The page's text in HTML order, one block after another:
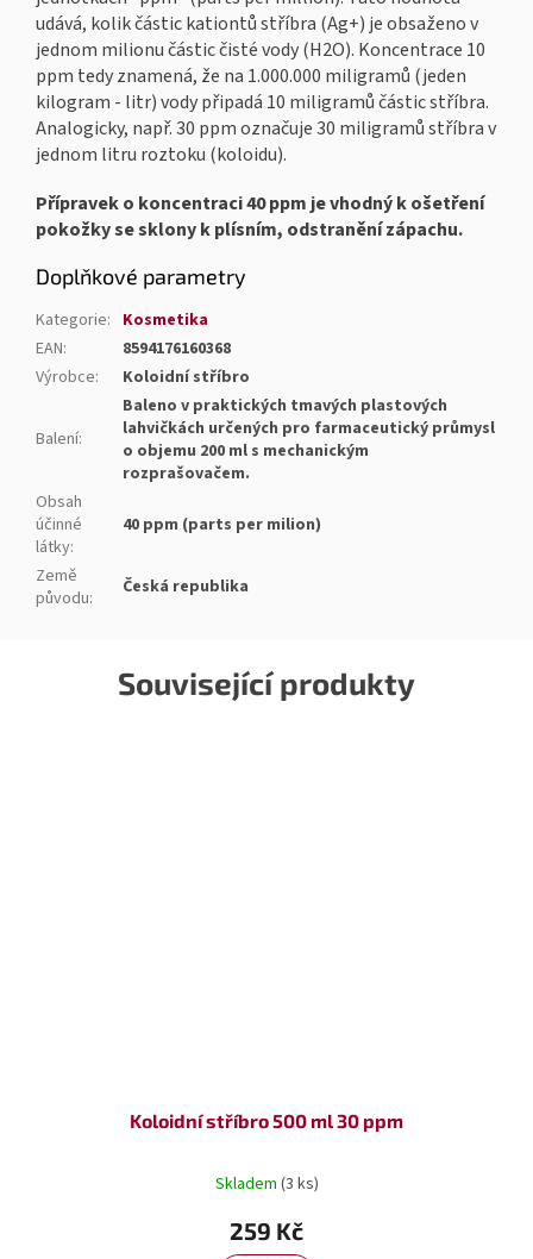
Související produkty
Koloidní stříbro 500 ml 30 ppm
Skladem (3 ks)
259 Kč
udává, kolik částic kationtů stříbra (Ag+) je obsaženo v
jednom milionu částic čisté vody (H2O). Koncentrace 10
ppm tedy znamená, že na 1.000.000 miligramů (jeden
kilogram - litr) vody připadá 10 miligramů částic stříbra.
Analogicky, např. 30 ppm označuje 30 miligramů stříbra v
jednom litru roztoku (koloidu).
Přípravek o koncentraci 40 ppm je vhodný k ošetření
pokožky se sklony k plísním, odstranění zápachu.
Doplňkové parametry
Kategorie: Kosmetika
EAN:
8594176160368
Výrobce: Koloidní stříbro
Balení:
Baleno v praktických tmavých plastových
lahvičkách určených pro farmaceutický průmysl
o objemu 200 ml s mechanickým
rozprašovačem.
Obsah
účinné
látky:
40 ppm (parts per milion)
Země
původu: Česká republika